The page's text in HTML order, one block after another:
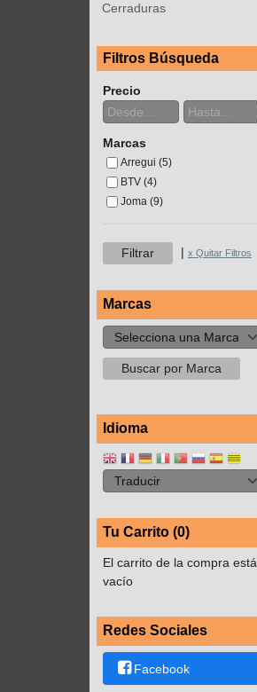
Cerraduras
Filtros Búsqueda
Precio
Marcas
Arregui (5)
BTV (4)
Joma (9)
| x Quitar Filtros
Marcas
Idioma
Tu Carrito (0)
El carrito de la compra está
vacío
Redes Sociales
Facebook